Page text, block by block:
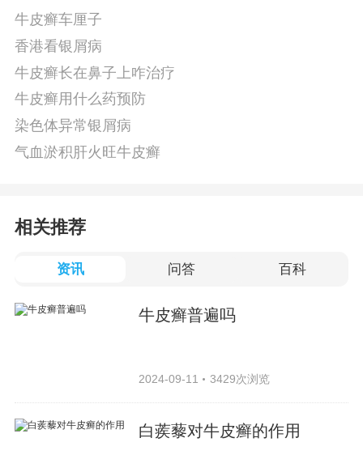
牛皮癣车厘子
香港看银屑病
牛皮癣长在鼻子上咋治疗
牛皮癣用什么药预防
染色体异常银屑病
气血淤积肝火旺牛皮癣
相关推荐
资讯 问答 百科
牛皮癣普遍吗
2024-09-11 3429次浏览
白蒺藜对牛皮癣的作用